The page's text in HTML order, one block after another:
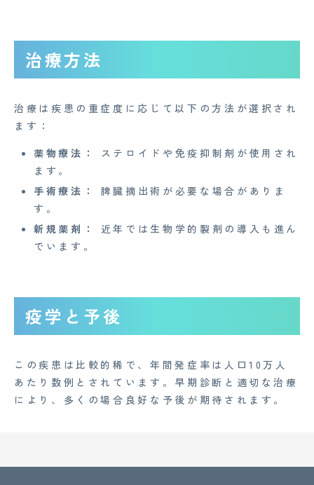
治療方法
治療は疾患の重症度に応じて以下の方法が選択され
ます：
薬物療法：
ステロイドや免疫抑制剤が使用され
ます。
手術療法：
脾臓摘出術が必要な場合がありま
す。
新規薬剤：
近年では生物学的製剤の導入も進ん
でいます。
疫学と予後
この疾患は比較的稀で、年間発症率は人口10万人
あたり数例とされています。早期診断と適切な治療
により、多くの場合良好な予後が期待されます。